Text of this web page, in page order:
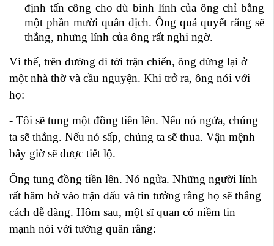
định tấn công cho dù binh lính của ông chỉ bằng
một phần mười quân địch. Ông quả quyết rằng sẽ
thắng, nhưng lính của ông rất nghi ngờ.
Vì thế, trên đường đi tới trận chiến, ông dừng lại ở
một nhà thờ và cầu nguyện. Khi trở ra, ông nói với
họ:
- Tôi sẽ tung một đồng tiền lên. Nếu nó ngửa, chúng
ta sẽ thắng. Nếu nó sấp, chúng ta sẽ thua. Vận mệnh
bây giờ sẽ được tiết lộ.
Ông tung đồng tiền lên. Nó ngửa. Những người lính
rất hăm hở vào trận đấu và tin tưởng rằng họ sẽ thắng
cách dễ dàng. Hôm sau, một sĩ quan có niềm tin
mạnh nói với tướng quân rằng: